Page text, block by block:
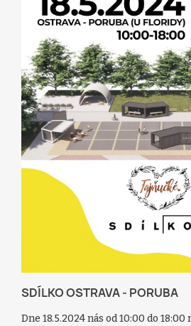
SDÍLKO OSTRAVA - PORUBA
Dne 18.5.2024 nás od 10:00 do